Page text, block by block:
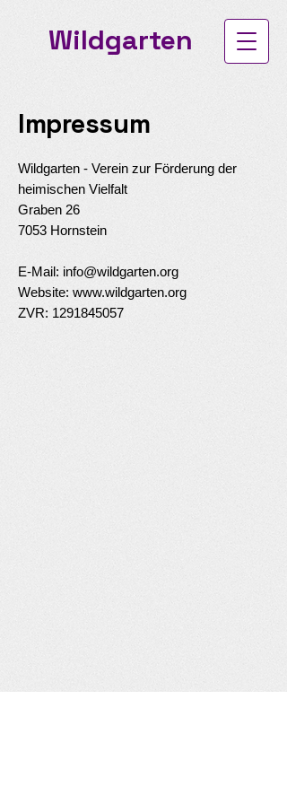
Wildgarten
Impressum
Wildgarten - Verein zur Förderung der
heimischen Vielfalt
Graben 26
7053 Hornstein
E-Mail: info@wildgarten.org
Website: www.wildgarten.org
ZVR: 1291845057